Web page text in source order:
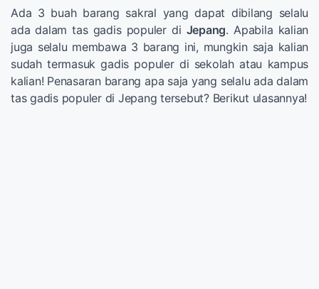
Ada 3 buah barang sakral yang dapat dibilang selalu
ada dalam tas gadis populer di Jepang. Apabila kalian
juga selalu membawa 3 barang ini, mungkin saja kalian
sudah termasuk gadis populer di sekolah atau kampus
kalian! Penasaran barang apa saja yang selalu ada dalam
tas gadis populer di Jepang tersebut? Berikut ulasannya!